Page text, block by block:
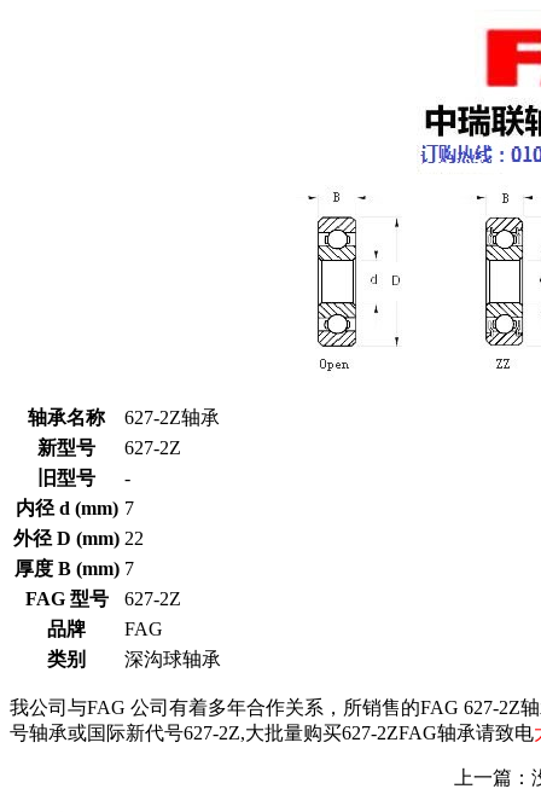
轴承名称
627-2Z轴承
新型号
627-2Z
旧型号
-
内径 d (mm) 7
外径 D (mm) 22
厚度 B (mm) 7
FAG 型号
627-2Z
品牌
FAG
类别
深沟球轴承
我公司与FAG 公司有着多年合作关系，所销售的FAG 627-2Z
号轴承或国际新代号627-2Z,大批量购买627-2ZFAG轴承请致电
上一篇